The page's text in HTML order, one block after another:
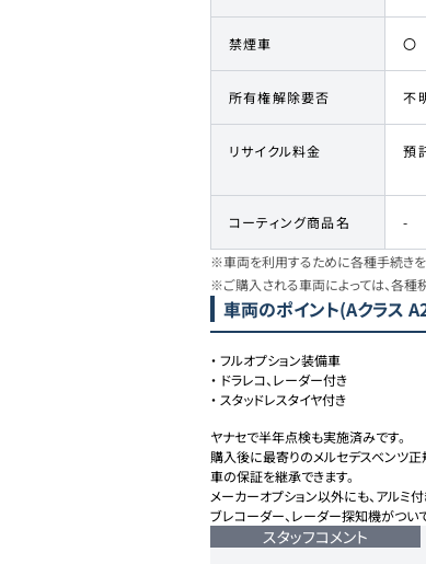
禁煙車 〇
所有権解除要否 不
リサイクル料金 預
コーティング商品名 -
※車両を利用するために各種手続きを
※ご購入される車両によっては、各種
車両のポイント(Aクラス
・ フルオプション装備車
・ ドラレコ、レーダー付き
・ スタッドレスタイヤ付き
ヤナセで半年点検も実施済みです。
購入後に最寄りのメルセデスベンツ
車の保証を継承できます。
メーカーオプション以外にも、アルミ
ブレコーダー、レーダー探知機がつい
スタッフコメント